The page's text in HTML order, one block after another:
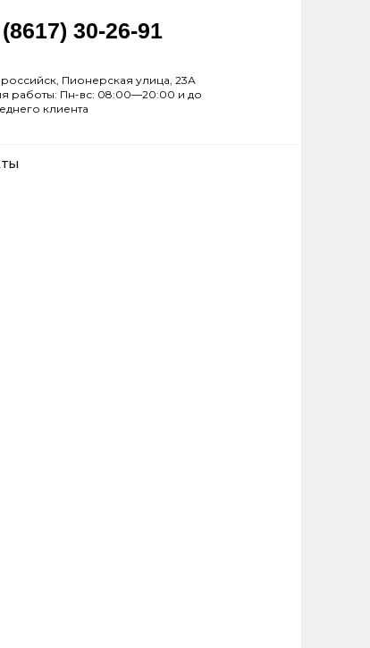
30-26-91
Пионерская улица, 23А
работы: Пн-вс: 08:00—20:00 и до
клиента